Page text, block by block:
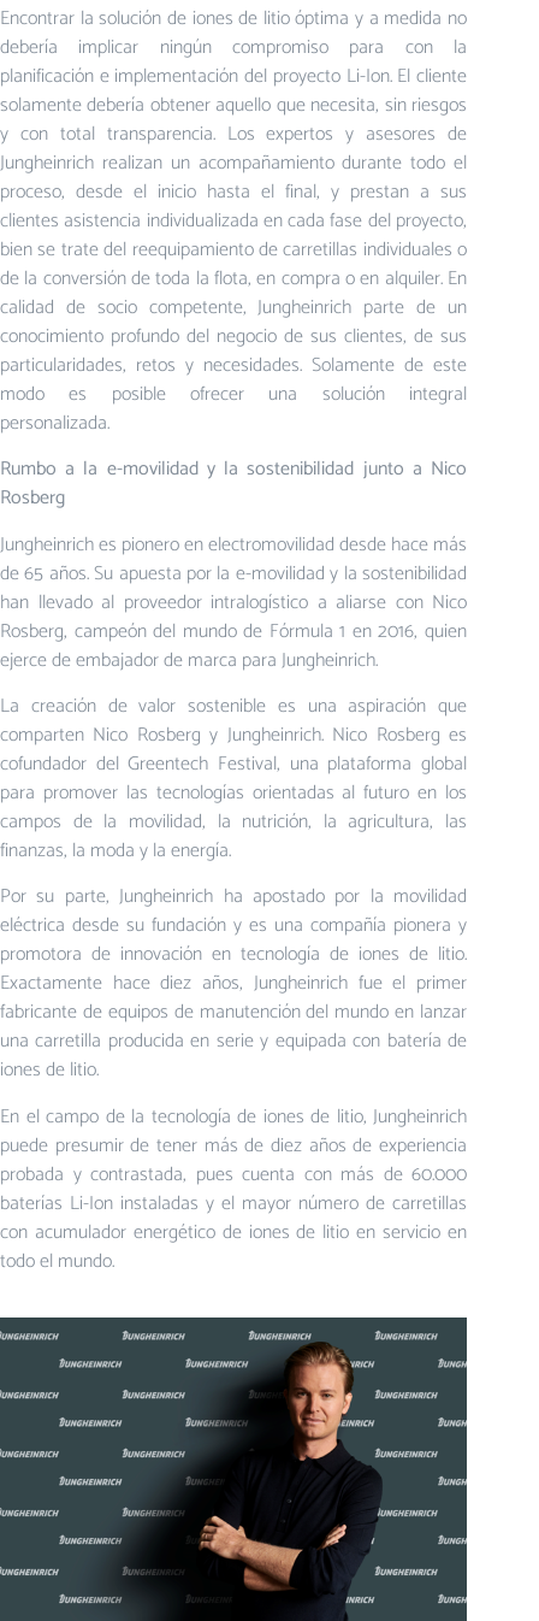
Encontrar la solución de iones de litio óptima y a medida no
debería implicar ningún compromiso para con la
planificación e implementación del proyecto Li-Ion. El cliente
solamente debería obtener aquello que necesita, sin riesgos
y con total transparencia. Los expertos y asesores de
Jungheinrich realizan un acompañamiento durante todo el
proceso, desde el inicio hasta el final, y prestan a sus
clientes asistencia individualizada en cada fase del proyecto,
bien se trate del reequipamiento de carretillas individuales o
de la conversión de toda la flota, en compra o en alquiler. En
calidad de socio competente, Jungheinrich parte de un
conocimiento profundo del negocio de sus clientes, de sus
particularidades, retos y necesidades. Solamente de este
modo es posible ofrecer una solución integral
personalizada.
Rumbo a la e-movilidad y la sostenibilidad junto a Nico
Rosberg
Jungheinrich es pionero en electromovilidad desde hace más
de 65 años. Su apuesta por la e-movilidad y la sostenibilidad
han llevado al proveedor intralogístico a aliarse con Nico
Rosberg, campeón del mundo de Fórmula 1 en 2016, quien
ejerce de embajador de marca para Jungheinrich.
La creación de valor sostenible es una aspiración que
comparten Nico Rosberg y Jungheinrich. Nico Rosberg es
cofundador del Greentech Festival, una plataforma global
para promover las tecnologías orientadas al futuro en los
campos de la movilidad, la nutrición, la agricultura, las
finanzas, la moda y la energía.
Por su parte, Jungheinrich ha apostado por la movilidad
eléctrica desde su fundación y es una compañía pionera y
promotora de innovación en tecnología de iones de litio.
Exactamente hace diez años, Jungheinrich fue el primer
fabricante de equipos de manutención del mundo en lanzar
una carretilla producida en serie y equipada con batería de
iones de litio.
En el campo de la tecnología de iones de litio, Jungheinrich
puede presumir de tener más de diez años de experiencia
probada y contrastada, pues cuenta con más de 60.000
baterías Li-Ion instaladas y el mayor número de carretillas
con acumulador energético de iones de litio en servicio en
todo el mundo.